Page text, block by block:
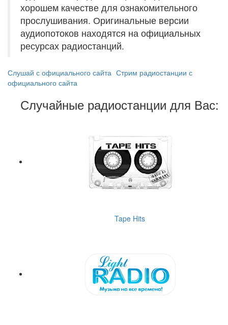
хорошем качестве для ознакомительного
прослушивания. Оригинальные версии
аудиопотоков находятся на официальных
ресурсах радиостанций.
Слушай с официального сайта Стрим радиостанции с
официального сайта
Случайные радиостанции для Вас:
Tape Hits